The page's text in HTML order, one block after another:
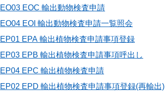
EO03 EOC 輸出動物検査申請
EO04 EOI 輸出動物検査申請一覧照会
EP01 EPA 輸出植物検査申請事項登録
EP03 EPB 輸出植物検査申請事項呼出し
EP04 EPC 輸出植物検査申請
EP02 EPD 輸出植物検査申請事項登録(再輸出)